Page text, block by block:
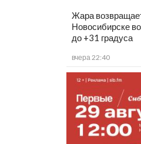
Жара
Новосибирске
до +31 градуса
вчера 22:40